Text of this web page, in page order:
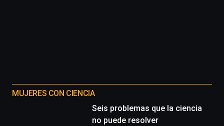
MUJERES CON CIENCIA
Seis problemas que la ciencia
no puede resolver